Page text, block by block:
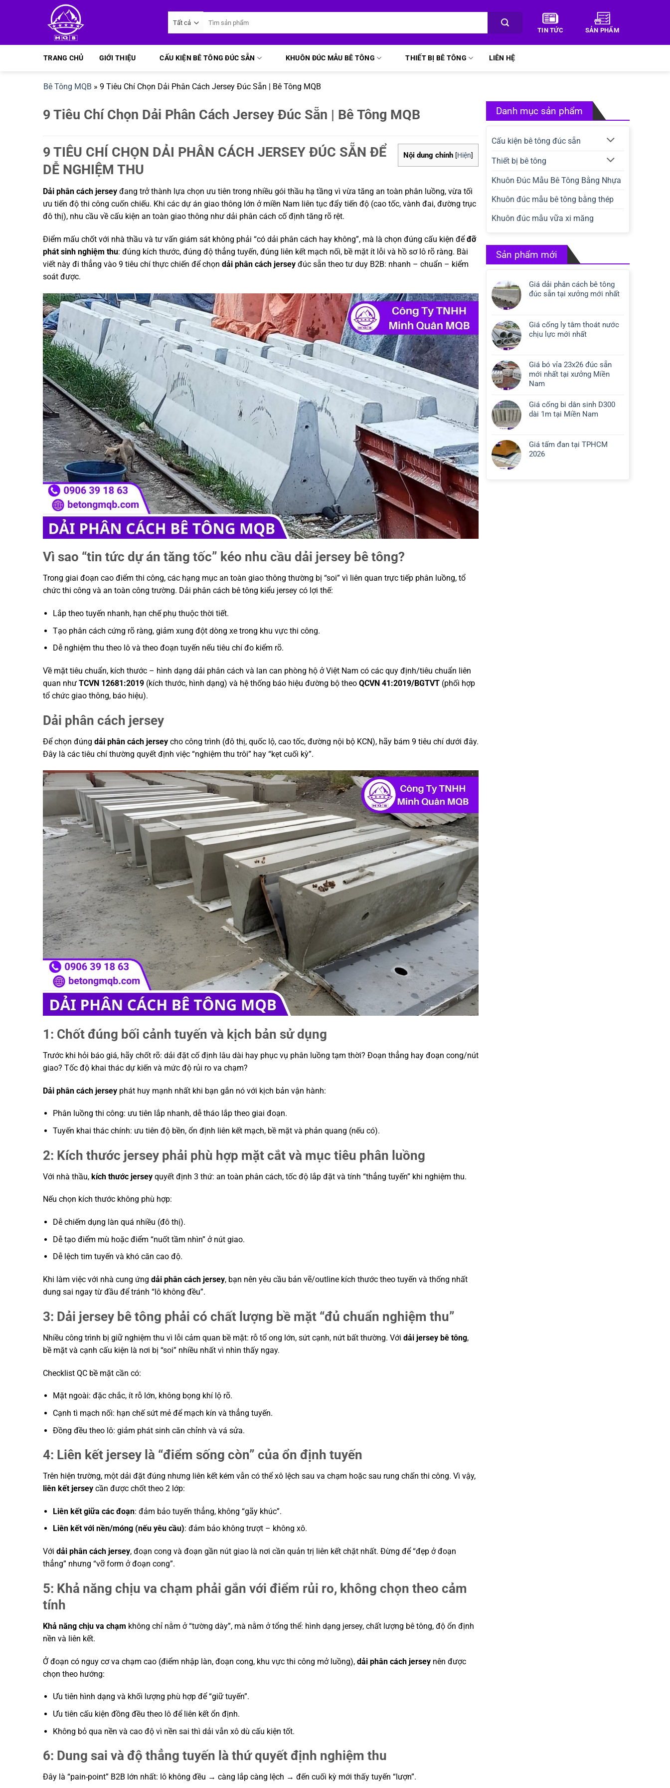
dung
kiếm:
TIN TỨC SẢN PHẨM
TRANG CHỦ GIỚI THIỆU CẤU KIỆN BÊ TÔNG ĐÚC SẴN KHUÔN ĐÚC MẪU BÊ TÔNG THIẾT BỊ BÊ TÔNG LIÊN HỆ
Bê Tông MQB » 9 Tiêu Chí Chọn Dải Phân Cách Jersey Đúc Sẵn | Bê Tông MQB
9 Tiêu Chí Chọn Dải Phân Cách Jersey Đúc Sẵn | Bê Tông MQB
Nội dung chính [Hiện]
9 TIÊU CHÍ CHỌN DẢI PHÂN CÁCH JERSEY ĐÚC SẴN ĐỂ
DỄ NGHIỆM THU
Dải phân cách jerseyđang trở thành lựa chọn ưu tiên trong nhiều gói thầu hạ tầng vì vừa tăng an toàn phân luồng, vừa tối
ưu tiến độ thi công cuốn chiếu. Khi các dự án giao thông lớn ở miền Nam liên tục đẩy tiến độ (cao tốc, vành đai, đường trục
đô thị), nhu cầu về cấu kiện an toàn giao thông như dải phân cách cố định tăng rõ rệt.
Điểm mấu chốt với nhà thầu và tư vấn giám sát không phải “có dải phân cách hay không”, mà là chọn đúng cấu kiện đểđỡ
phát sinh nghiệm thu: đúng kích thước, đúng độ thẳng tuyến, đúng liên kết mạch nối, bề mặt ít lỗi và hồ sơ lô rõ ràng. Bài
viết này đi thẳng vào 9 tiêu chí thực chiến để chọn dải phân cách jerseyđúc sẵn theo tư duy B2B: nhanh – chuẩn – kiểm
soát được.
Vì sao “tin tức dự án tăng tốc” kéo nhu cầu dải jersey bê tông?
Trong giai đoạn cao điểm thi công, các hạng mục an toàn giao thông thường bị “soi” vì liên quan trực tiếp phân luồng, tổ
chức thi công và an toàn công trường. Dải phân cách bê tông kiểu jersey có lợi thế:
Lắp theo tuyến nhanh, hạn chế phụ thuộc thời tiết.
Tạo phân cách cứng rõ ràng, giảm xung đột dòng xe trong khu vực thi công.
Dễ nghiệm thu theo lô và theo đoạn tuyến nếu tiêu chí đo kiểm rõ.
Về mặt tiêu chuẩn, kích thước – hình dạng dải phân cách và lan can phòng hộ ở Việt Nam có các quy định/tiêu chuẩn liên
quan như TCVN 12681:2019(kích thước, hình dạng) và hệ thống báo hiệu đường bộ theo QCVN 41:2019/BGTVT(phối hợp
tổ chức giao thông, báo hiệu).
Dải phân cách jersey
Để chọn đúng dải phân cách jerseycho công trình (đô thị, quốc lộ, cao tốc, đường nội bộ KCN), hãy bám 9 tiêu chí dưới đây.
Đây là các tiêu chí thường quyết định việc “nghiệm thu trôi” hay “kẹt cuối kỳ”.
1: Chốt đúng bối cảnh tuyến và kịch bản sử dụng
Trước khi hỏi báo giá, hãy chốt rõ: dải đặt cố định lâu dài hay phục vụ phân luồng tạm thời? Đoạn thẳng hay đoạn cong/nút
giao? Tốc độ khai thác dự kiến và mức độ rủi ro va chạm?
Dải phân cách jerseyphát huy mạnh nhất khi bạn gắn nó với kịch bản vận hành:
Phân luồng thi công: ưu tiên lắp nhanh, dễ tháo lắp theo giai đoạn.
Tuyến khai thác chính: ưu tiên độ bền, ổn định liên kết mạch, bề mặt và phản quang (nếu có).
2: Kích thước jersey phải phù hợp mặt cắt và mục tiêu phân luồng
Với nhà thầu, kích thước jerseyquyết định 3 thứ: an toàn phân cách, tốc độ lắp đặt và tính “thẳng tuyến” khi nghiệm thu.
Nếu chọn kích thước không phù hợp:
Dễ chiếm dụng làn quá nhiều (đô thị).
Dễ tạo điểm mù hoặc điểm “nuốt tầm nhìn” ở nút giao.
Dễ lệch tim tuyến và khó căn cao độ.
Khi làm việc với nhà cung ứng dải phân cách jersey, bạn nên yêu cầu bản vẽ/outline kích thước theo tuyến và thống nhất
dung sai ngay từ đầu để tránh “lô không đều”.
3: Dải jersey bê tông phải có chất lượng bề mặt “đủ chuẩn nghiệm thu”
Nhiều công trình bị giữ nghiệm thu vì lỗi cảm quan bề mặt: rỗ tổ ong lớn, sứt cạnh, nứt bất thường. Với dải jersey bê tông,
bề mặt và cạnh cấu kiện là nơi bị “soi” nhiều nhất vì nhìn thấy ngay.
Checklist QC bề mặt cần có:
Mặt ngoài: đặc chắc, ít rỗ lớn, không bọng khí lộ rõ.
Cạnh tì mạch nối: hạn chế sứt mẻ để mạch kín và thẳng tuyến.
Đồng đều theo lô: giảm phát sinh căn chỉnh và vá sửa.
4: Liên kết jersey là “điểm sống còn” của ổn định tuyến
Trên hiện trường, một dải đặt đúng nhưng liên kết kém vẫn có thể xô lệch sau va chạm hoặc sau rung chấn thi công. Vì vậy,
liên kết jerseycần được chốt theo 2 lớp:
Liên kết giữa các đoạn: đảm bảo tuyến thẳng, không “gãy khúc”.
Liên kết với nền/móng (nếu yêu cầu): đảm bảo không trượt – không xô.
Với dải phân cách jersey, đoạn cong và đoạn gần nút giao là nơi cần quản trị liên kết chặt nhất. Đừng để “đẹp ở đoạn
thẳng” nhưng “vỡ form ở đoạn cong”.
5: Khả năng chịu va chạm phải gắn với điểm rủi ro, không chọn theo cảm
tính
Khả năng chịu va chạm không chỉ nằm ở “tường dày”, mà nằm ở tổng thể: hình dạng jersey, chất lượng bê tông, độ ổn định
nền và liên kết.
Ở đoạn có nguy cơ va chạm cao (điểm nhập làn, đoạn cong, khu vực thi công mở luồng), dải phân cách jerseynên được
chọn theo hướng:
Ưu tiên hình dạng và khối lượng phù hợp để “giữ tuyến”.
Ưu tiên cấu kiện đồng đều theo lô để liên kết ổn định.
Không bỏ qua nền và cao độ vì nền sai thì dải vẫn xô dù cấu kiện tốt.
6: Dung sai và độ thẳng tuyến là thứ quyết định nghiệm thu
Đây là “pain-point” B2B lớn nhất: lô không đều → càng lắp càng lệch → đến cuối kỳ mới thấy tuyến “lượn”.
Danh mục sản phẩm
Cấu kiện bê tông đúc sẵn
Thiết bị bê tông
Khuôn Đúc Mẫu Bê Tông Bằng Nhựa
Khuôn đúc mẫu bê tông bằng thép
Khuôn đúc mẫu vữa xi măng
Sản phẩm mới
Giá dải phân cách bê tông
đúc sẵn tại xưởng mới nhất
Giá cống ly tâm thoát nước
chịu lực mới nhất
Giá bó vỉa 23x26 đúc sẵn
mới nhất tại xưởng Miền
Nam
Giá cống bi dân sinh D300
dài 1m tại Miền Nam
Giá tấm đan tại TPHCM
2026